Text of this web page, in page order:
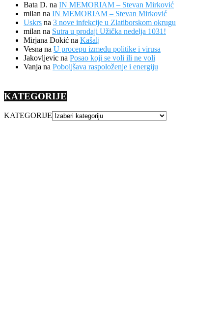
Bata D. na IN MEMORIAM – Stevan Mirković
milan na IN MEMORIAM – Stevan Mirković
Uskrs na 3 nove infekcije u Zlatiborskom okrugu
milan na Sutra u prodaji Užička nedelja 1031!
Mirjana Dokić na Kašalj
Vesna na U procepu između politike i virusa
Jakovljevic na Posao koji se voli ili ne voli
Vanja na Poboljšava raspoloženje i energiju
KATEGORIJE
KATEGORIJE